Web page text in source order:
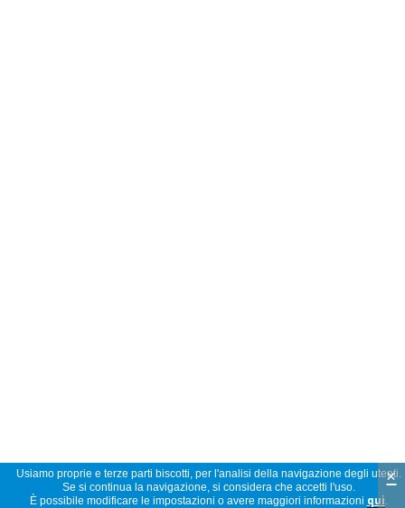
Usiamo proprie e terze parti biscotti, per l'analisi della navigazione degli utenti.
Se si continua la navigazione, si considera che accetti l'uso.
È possibile modificare le impostazioni o avere maggiori informazioni qui.
×